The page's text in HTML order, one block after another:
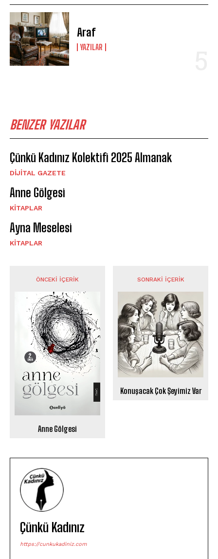
Araf
YAZILAR
BENZER YAZILAR
Çünkü Kadınız Kolektifi 2025 Almanak
DIJITAL GAZETE
Anne Gölgesi
KITAPLAR
Ayna Meselesi
KITAPLAR
ÖNCEKI İÇERIK
Anne Gölgesi
SONRAKI İÇERIK
Konuşacak Çok Şeyimiz Var
Çünkü Kadınız
https://cunkukadiniz.com